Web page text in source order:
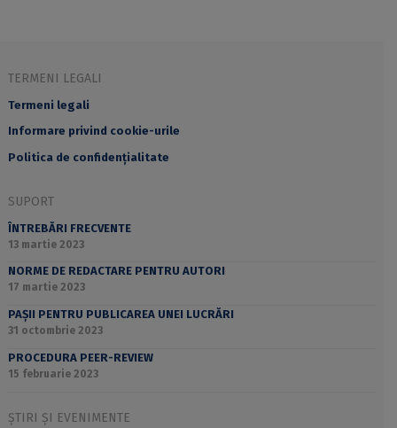
TERMENI LEGALI
Termeni legali
Informare privind cookie-urile
Politica de confidențialitate
SUPORT
ÎNTREBĂRI FRECVENTE
13 martie 2023
NORME DE REDACTARE PENTRU AUTORI
17 martie 2023
PAȘII PENTRU PUBLICAREA UNEI LUCRĂRI
31 octombrie 2023
PROCEDURA PEER-REVIEW
15 februarie 2023
ȘTIRI ȘI EVENIMENTE